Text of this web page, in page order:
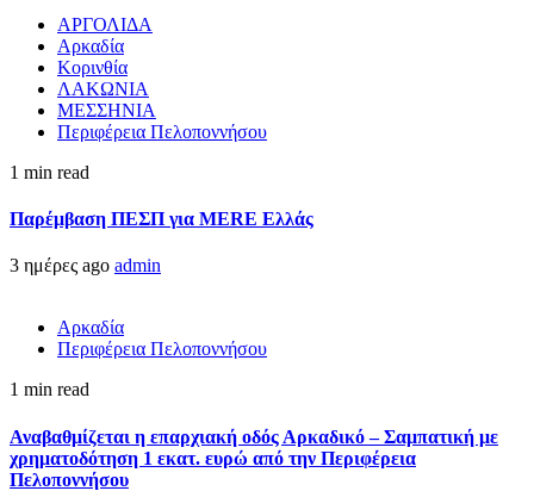
ΑΡΓΟΛΙΔΑ
Αρκαδία
Κορινθία
ΛΑΚΩΝΙΑ
ΜΕΣΣΗΝΙΑ
Περιφέρεια Πελοποννήσου
1 min read
Παρέμβαση ΠΕΣΠ για MERE Ελλάς
3 ημέρες ago admin
Αρκαδία
Περιφέρεια Πελοποννήσου
1 min read
Αναβαθμίζεται η επαρχιακή οδός Αρκαδικό – Σαμπατική με
χρηματοδότηση 1 εκατ. ευρώ από την Περιφέρεια
Πελοποννήσου